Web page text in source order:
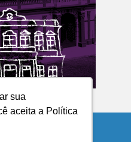
sua
aceita a Política